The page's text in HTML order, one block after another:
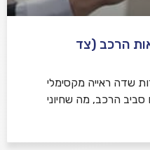
הרכב (צד
שדה ראייה מקסימלי
הרכב, מה שחיוני